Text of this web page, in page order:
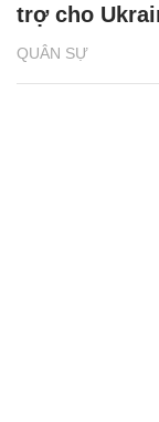
QUÂN SỰ
trợ cho